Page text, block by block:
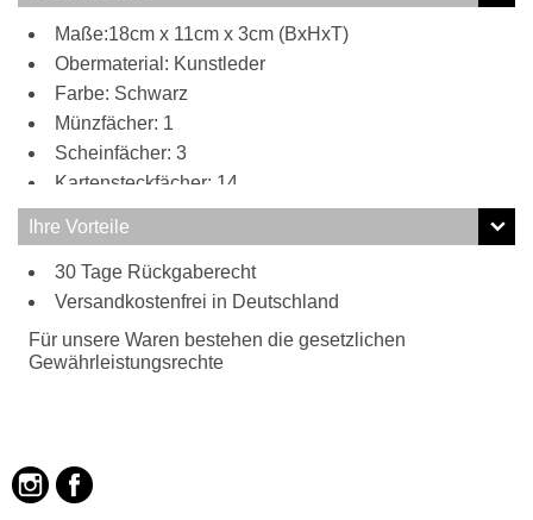
Maße:18cm x 11cm x 3cm (BxHxT)
Obermaterial: Kunstleder
Farbe: Schwarz
Münzfächer: 1
Scheinfächer: 3
Kartensteckfächer: 14
Ihre Vorteile
30 Tage Rückgaberecht
Versandkostenfrei in Deutschland
Für unsere Waren bestehen die gesetzlichen
Gewährleistungsrechte